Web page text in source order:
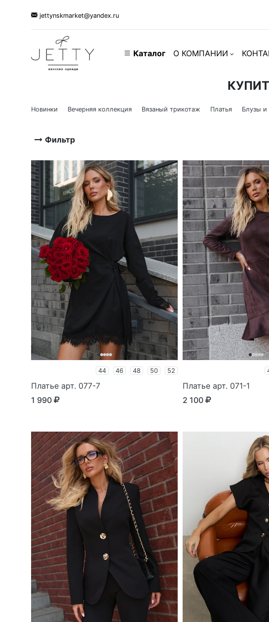
jettynskmarket@yandex.ru
Каталог О КОМПАНИИ
Новинки Вечерняя коллекция Вязаный трикотаж Платья Блузы и
Фильтр
44 46 48 50 52
Платье арт. 077-7
1 990
Платье арт. 071-1
2 100